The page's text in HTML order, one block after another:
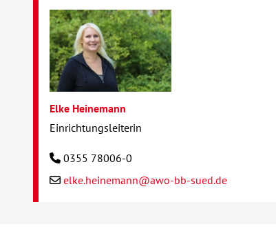
Elke Heinemann
Einrichtungsleiterin
0355 78006-0
elke.heinemann@awo-bb-sued.de